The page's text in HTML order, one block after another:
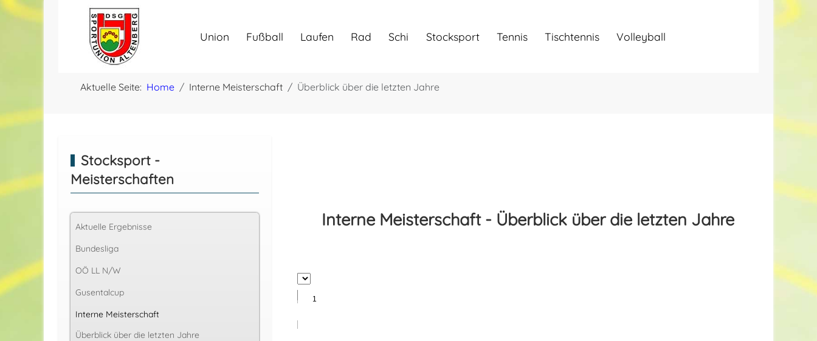
Union Fußball Laufen Rad Schi Stocksport Tennis Tischtennis Volleyball
Aktuelle Seite: Home Interne Meisterschaft Überblick über die letzten Jahre
Stocksport -
Meisterschaften
Aktuelle Ergebnisse
Bundesliga
OÖ LL N/W
Gusentalcup
Interne Meisterschaft
Überblick über die letzten Jahre
Interne Meisterschaft - Überblick über die letzten Jahre